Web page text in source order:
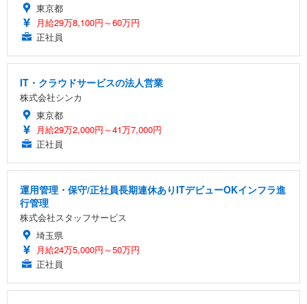
東京都
月給29万8,100円～60万円
正社員
IT・クラウドサービスの法人営業
株式会社シンカ
東京都
月給29万2,000円～41万7,000円
正社員
運用管理・保守/正社員長期連休ありITデビューOKインフラ進
行管理
株式会社スタッフサービス
埼玉県
月給24万5,000円～50万円
正社員